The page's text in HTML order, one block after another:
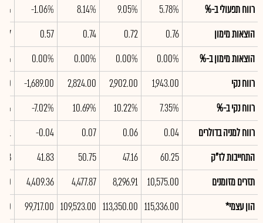
רווח תפעולי ב-%
5.78%
9.05%
8.14%
-1.06%
הוצאות מימון
0.76
0.72
0.74
0.57
הוצאות מימון ב-%
0.00%
0.00%
0.00%
0.00%
רווח נקי
1,943.00
2,902.00
2,824.00
-1,689.00
רווח נקי ב-%
7.35%
10.22%
10.69%
-7.02%
רווח למניה בדולרים
0.04
0.06
0.07
-0.04
התחייבות לז"ק
60.25
47.16
50.75
41.83
תזרים מזומנים
10,575.00
8,296.91
4,477.87
4,409.36
הון עצמי*
115,336.00
113,350.00
109,523.00
99,717.00